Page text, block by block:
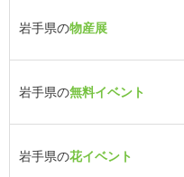
岩手県の物産展
岩手県の無料イベント
岩手県の花イベント